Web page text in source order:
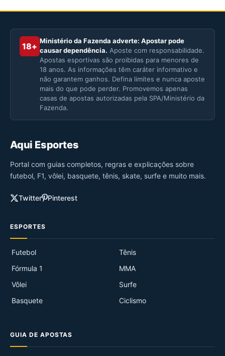
18+
Ministério da Fazenda adverte: Apostar pode
causar dependência. Aposte com responsabilidade.
Apostas esportivas são proibidas para menores de
18 anos. As informações têm caráter informativo e
não garantem ganhos. Defina limites e nunca aposte
mais do que pode perder. Promovemos apenas
casas de apostas autorizadas pela SPA/Ministério da
Fazenda.
Aqui Esportes
Portal com guias completos, regras e explicações sobre
futebol, F1, vôlei, basquete, tênis, skate, surfe e muito mais.
Twitter Pinterest
ESPORTES
Futebol
Fórmula 1
Vôlei
Basquete
Tênis
MMA
Surfe
Ciclismo
GUIA DE APOSTAS